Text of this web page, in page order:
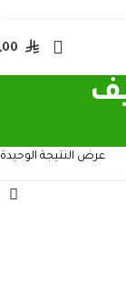
عرض النتيجة الوحيدة